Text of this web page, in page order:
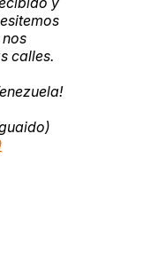
calles.